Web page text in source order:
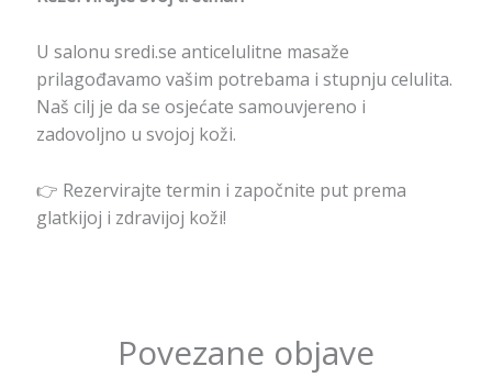
U salonu sredi.se anticelulitne masaže
prilagođavamo vašim potrebama i stupnju celulita.
Naš cilj je da se osjećate samouvjereno i
zadovoljno u svojoj koži.
👉 Rezervirajte termin i započnite put prema
glatkijoj i zdravijoj koži!
Povezane objave